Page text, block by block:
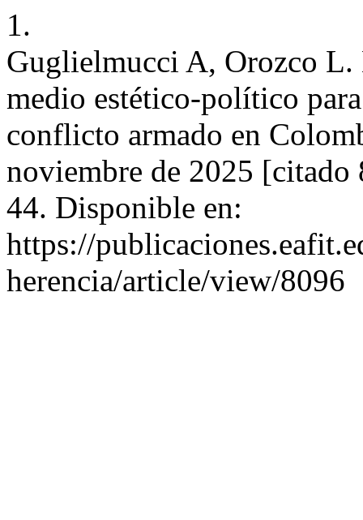
1.
Guglielmucci A, Orozco
medio estético-político
conflicto armado en
noviembre de 2025
44. Disponible en:
https://
herencia/article/view/8096